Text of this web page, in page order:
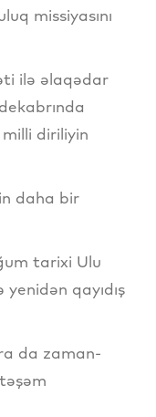
missiyasını
ilə əlaqədar
milli diriliyin
daha bir
tarixi Ulu
qayıdış
da zaman-